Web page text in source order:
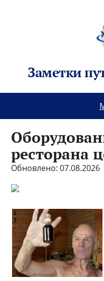
Заметки
ресторана
Обновлено: 07.08.2026